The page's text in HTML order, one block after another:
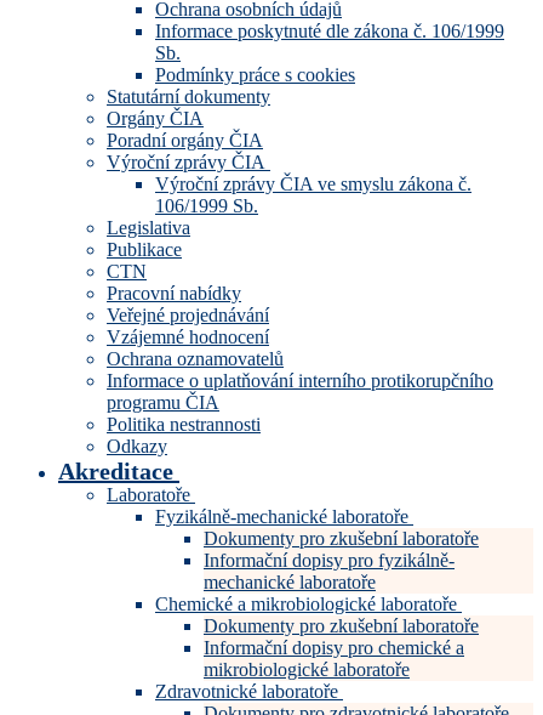
Ochrana osobních údajů
Informace poskytnuté dle zákona č. 106/1999
Sb.
Podmínky práce s cookies
Statutární dokumenty
Orgány ČIA
Poradní orgány ČIA
Výroční zprávy ČIA
Výroční zprávy ČIA ve smyslu zákona č.
106/1999 Sb.
Legislativa
Publikace
CTN
Pracovní nabídky
Veřejné projednávání
Vzájemné hodnocení
Ochrana oznamovatelů
Informace o uplatňování interního protikorupčního
programu ČIA
Politika nestrannosti
Odkazy
Akreditace
Laboratoře
Fyzikálně-mechanické laboratoře
Dokumenty pro zkušební laboratoře
Informační dopisy pro fyzikálně-
mechanické laboratoře
Chemické a mikrobiologické laboratoře
Dokumenty pro zkušební laboratoře
Informační dopisy pro chemické a
mikrobiologické laboratoře
Zdravotnické laboratoře